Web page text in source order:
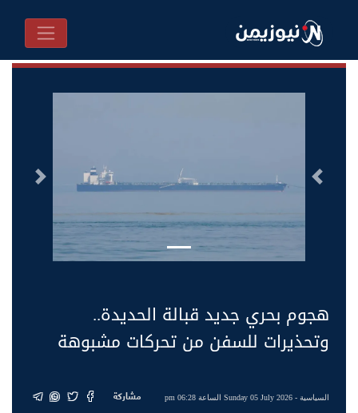
السابق التالى
هجوم بحري جديد قبالة الحديدة..
وتحذيرات للسفن من تحركات مشبوهة
السياسية- Sunday 05 July 2026 الساعة 06:28 pm مشاركة